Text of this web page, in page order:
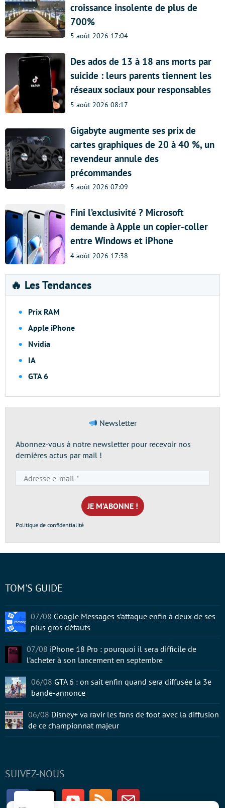
croissance insolente de plus de
700%
5 août 2026 17:04
Des ados de 13 à 18 ans morts par
suicide : leurs parents tiennent les
réseaux sociaux pour responsables
5 août 2026 08:17
Gigabyte augmente ses prix de
cartes graphiques de 20 à 40 %, un
revendeur annule des
précommandes
5 août 2026 07:09
Fini l’exclusivité ? Microsoft
demande à Apple un copier-coller
entre Windows et iPhone
4 août 2026 17:38
🔥 Les Tendances
Prix RAM
Apple iPhone
Nvidia
IA
GTA 6
Newsletter
Abonnez-vous à notre newsletter pour recevoir nos
dernières actus par mail !
e-
mail
*
Politique de confidentialité
SUIVEZ-NOUS
FacebookTwitter Youtube RSS Newsletter
TOM'S GUIDE
07/08 Google Messages s’attaque enfin à deux de ses
plus gros défauts
07/08 iPhone 18 Pro : pourquoi il sera difficile de
l’acheter à son lancement en septembre
06/08 GTA 6 : on sait enfin quand sera diffusée la 3e
bande-annonce
06/08 Disney+ va ravir les fans de foot avec la diffusion
de ce championnat majeur